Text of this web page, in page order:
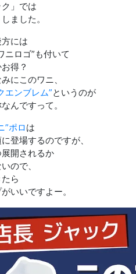
ク」では
ました。
には
ニロゴ”も付いて
得？
にこのワニ、
エンブレム”というのが
んですって。
”ポロは
登場するのですが、
開されるか
ので、
ら
いいですよー。